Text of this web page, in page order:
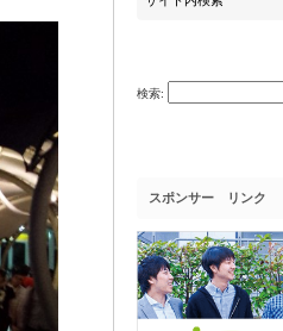
検索:
スポンサー リンク